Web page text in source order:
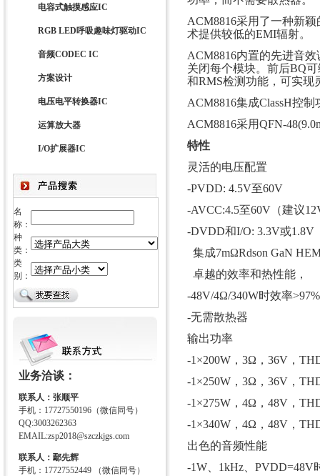
电容式触摸感应IC
RGB LED呼吸趣味灯驱动IC
音频CODEC IC
方案设计
电压电平转换器IC
运算放大器
I/O扩展器IC
名
称：
种
类：
类
别：
业务洽谈：
联系人：张顺平
手机：17727550196（微信同号）
QQ:3003262363
EMAIL:zsp2018@szczkjgs.com
联系人：鄢先辉
手机：17727552449 （微信同号）
ACM8816采用了一种新
术提供较低的EMI辐射。
ACM8816内置的先进音
关闭每个模块。前后BQ
和RMS检测功能，可实
ACM8816集成ClassH控
ACM8816采用QFN-
特性
灵活的电压配置
-PVDD: 4.5V至60V
-AVCC:4.5至60V（建议
-DVDD和I/O: 3.3V或1.8V
集成7mΩRdson GaN
卓越的效率和热性能，
-48V/4Ω/340W时效率>97%
-无需散热器
输出功率
-1×200W，3Ω，36V，
-1×250W，3Ω，36V，
-1×275W，4Ω，48V，
-1 ×340W，4Ω，48V，
出色的音频性能
-1W、1kHz、PVDD=48V